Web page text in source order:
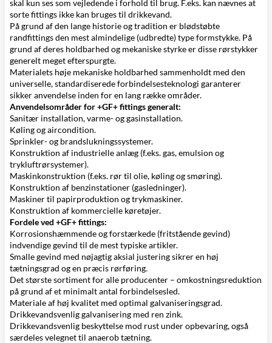
skal kun ses som vejledende i forhold til brug. F.eks. kan nævnes at
sorte fittings ikke kan bruges til drikkevand.
På grund af den lange historie og tradition er blødstøbte
randfittings den mest almindelige (udbredte) type formstykke. På
grund af deres holdbarhed og mekaniske styrke er disse rørstykker
generelt meget efterspurgte.
Materialets høje mekaniske holdbarhed sammenholdt med den
universelle, standardiserede forbindelsesteknologi garanterer
sikker anvendelse inden for en lang række områder.
Anvendelsområder for +GF+ fittingsgeneralt:
Sanitær installation, varme- og gasinstallation.
Køling og aircondition.
Sprinkler- og brandslukningssystemer.
Konstruktion af industrielle anlæg (f.eks. gas, emulsion og
trykluftrørsystemer).
Maskinkonstruktion (f.eks. rør til olie, køling og smøring).
Konstruktion af benzinstationer (gasledninger).
Maskiner til papirproduktion og trykmaskiner.
Konstruktion af kommercielle køretøjer.
Fordele ved +GF+ fittings:
Korrosionshæmmende og forstærkede (fritstående gevind)
indvendige gevind til de mest typiske artikler.
Smalle gevind med nøjagtig aksial justering sikrer en høj
tætningsgrad og en præcis rørføring.
Det største sortiment for alle producenter – omkostningsreduktion
på grund af et minimalt antal forbindelsesled.
Materiale af høj kvalitet med optimal galvaniseringsgrad.
Drikkevandsvenlig galvanisering med ren zink.
Drikkevandsvenlig beskyttelse mod rust under opbevaring, også
særdeles velegnet til anaerob tætning.